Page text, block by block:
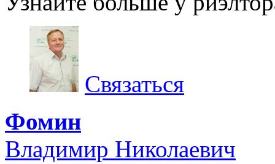
Связаться
Фомин
Владимир Николаевич